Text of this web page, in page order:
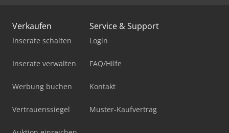
Verkaufen
Inserate schalten
Inserate verwalten
Werbung buchen
Vertrauenssiegel
Service & Support
Login
FAQ/Hilfe
Kontakt
Muster-Kaufvertrag